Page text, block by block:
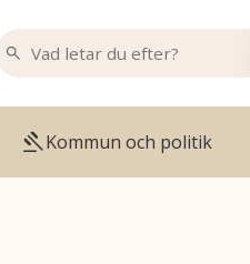
VAD LETAR DU EFTER?
Kommun och politik